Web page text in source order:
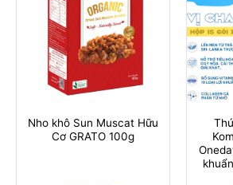
Nho khô Sun Muscat Hữu
Cơ GRATO 100g